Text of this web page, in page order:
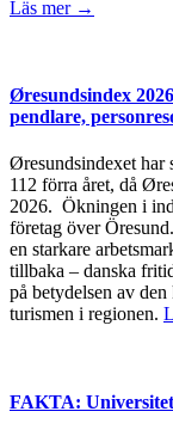
Läs mer →
Øresundsindex
pendlare,
Øresundsindexet har
112 förra året, då
2026. Ökningen i
företag över
en starkare
tillbaka – danska
på betydelsen av
turismen i regionen.
FAKTA: